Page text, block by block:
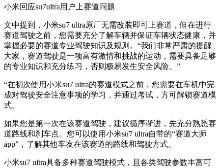
小米回应su7ultra用户上赛道问题
文中提到，小米su7 ultra原厂无需改装即可上赛道，但在进行
赛道驾驶之前，您需要充分了解车辆并保证车辆状态健康，并
掌握必要的赛道专业驾驶知识及规则。“我们非常严肃的提醒
大家，赛道驾驶是一项富有激情和挑战的运动，需要具备足够
的专业知识和充分练习，否则极易发生安全风险。”
“在初次使用小米su7 ultra的赛道模式之前，您需要在车机中完
成对驾驶安全注意事项的学习，并通过考试，方可解锁赛道模
式。
如果您是第一次在该赛道驾驶，建议循序渐进，先充分熟悉赛
道路线和刹车点。您可以使用小米su7 ultra自带的“赛道大师
app”，了解其他车友在该赛道的路线和驾驶方式。
小米su7 ultra具备多种赛道驾驶模式，且各类驾驶参数丰富可